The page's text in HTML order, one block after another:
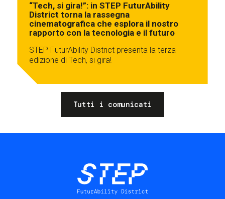
“Tech, si gira!”: in STEP FuturAbility
District torna la rassegna
cinematografica che esplora il nostro
rapporto con la tecnologia e il futuro
STEP FuturAbility District presenta la terza
edizione di Tech, si gira!
Tutti i comunicati